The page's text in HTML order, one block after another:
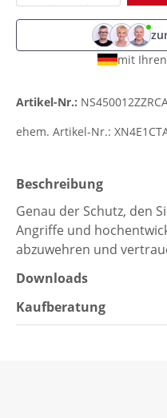
mit
Artikel-Nr.:
ehem. Artikel-Nr.:
Beschreibung
Genau der Schutz, den
Angriffe und
abzuwehren und
Downloads
Kaufberatung